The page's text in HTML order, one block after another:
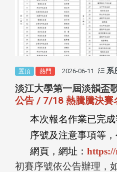
置頂 熱門 2026-06-11 系
淡江大學第一屆淡韻盃
公告 / 7/18 熱騰騰決賽
本次報名作業已完成
序號及注意事項等
網頁，網址：
初賽序號依公告辦理，